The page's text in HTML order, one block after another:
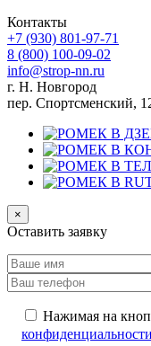
Контакты
+7 (930) 801-97-71
8 (800) 100-09-02
info@strop-nn.ru
г. Н. Новгород
пер. Спортсменский,
×
Оставить заявку
Нажимая на
конфиденциальности